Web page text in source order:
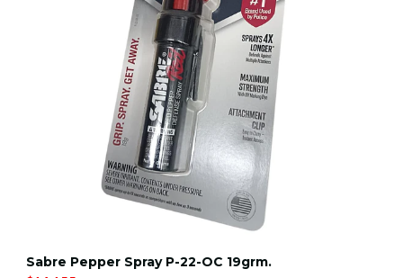
Sabre Pepper Spray P-22-OC 19grm.